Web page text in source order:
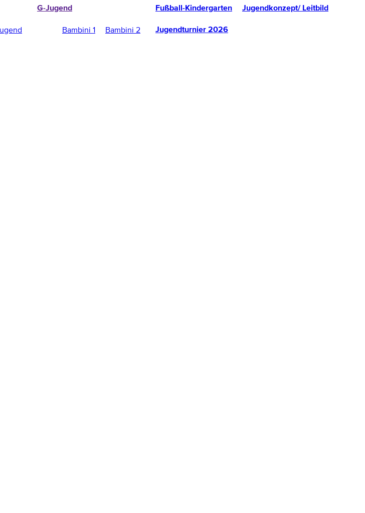
G-Jugend
Bambini 1 Bambini 2
Fußball-Kindergarten Jugendkonzept/ Leitbild
Jugendturnier 2026